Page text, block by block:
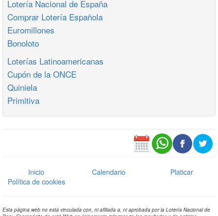
Lotería Nacional de España
Comprar Lotería Española
Euromillones
Bonoloto
Loterías Latinoamericanas
Cupón de la ONCE
Quiniela
Primitiva
Inicio Calendario
Platicar
Política de cookies
Esta página web no está vinculada con, ni afiliada a, ni aprobada por la Lotería Nacional de